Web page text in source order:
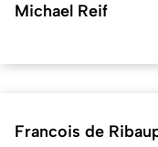
Michael Reif
Francois de